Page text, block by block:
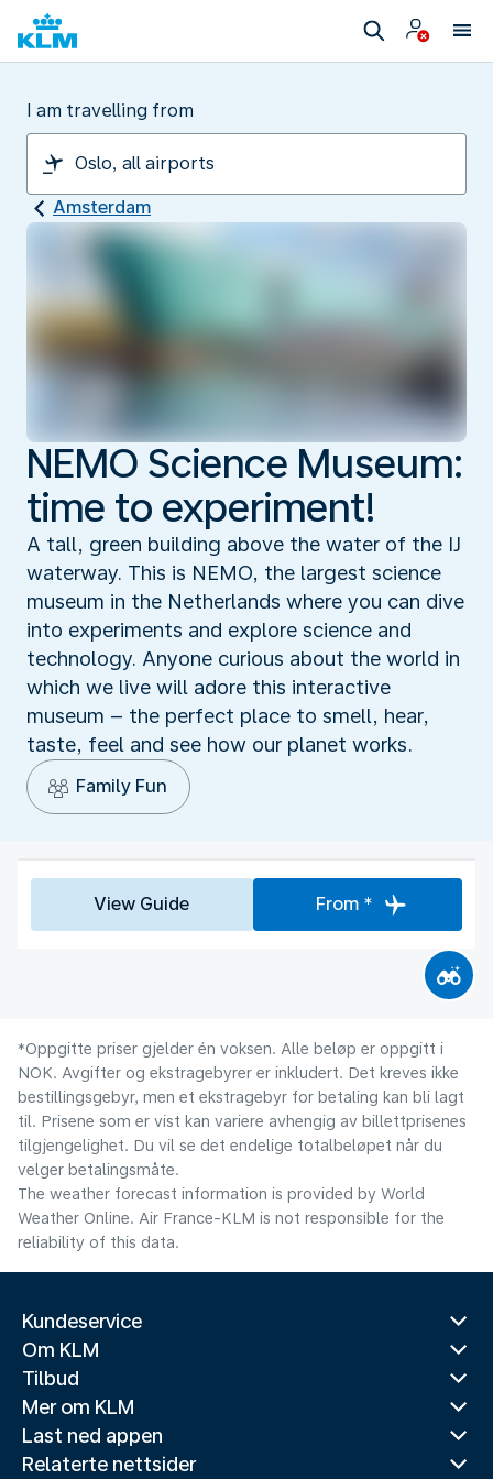
I am travelling from
Amsterdam
NEMO Science Museum:
time to experiment!
A tall, green building above the water of the IJ
waterway. This is NEMO, the largest science
museum in the Netherlands where you can dive
into experiments and explore science and
technology. Anyone curious about the world in
which we live will adore this interactive
museum – the perfect place to smell, hear,
taste, feel and see how our planet works.
Family Fun
View Guide From *
*Oppgitte priser gjelder én voksen. Alle beløp er oppgitt i
NOK. Avgifter og ekstragebyrer er inkludert. Det kreves ikke
bestillingsgebyr, men et ekstragebyr for betaling kan bli lagt
til. Prisene som er vist kan variere avhengig av billettprisenes
tilgjengelighet. Du vil se det endelige totalbeløpet når du
velger betalingsmåte.
The weather forecast information is provided by World
Weather Online. Air France-KLM is not responsible for the
reliability of this data.
Kundeservice
Om KLM
Tilbud
Mer om KLM
Last ned appen
Relaterte nettsider